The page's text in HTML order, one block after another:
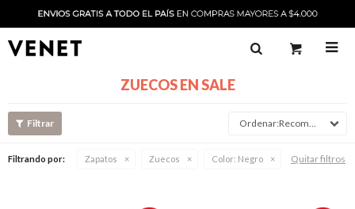

ZUECOS EN SALE
Recomendado
Filtrando por: Zapatos Zuecos Color: Negro Quitar filtros